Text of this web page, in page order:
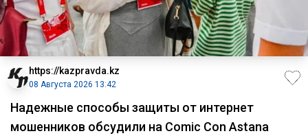
https://kazpravda.kz
08 Августа 2026 13:42
Надежные способы защиты от интернет
мошенников обсудили на Comic Con Astana